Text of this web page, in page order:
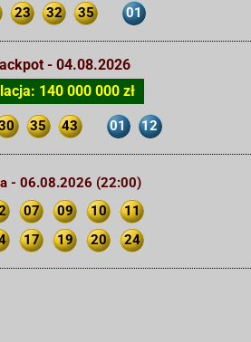
23 32 35 01
- 04.08.2026
140 000 000 zł
35 43 01 12
- 06.08.2026 (22:00)
07 09 10
11
17 19 20 24